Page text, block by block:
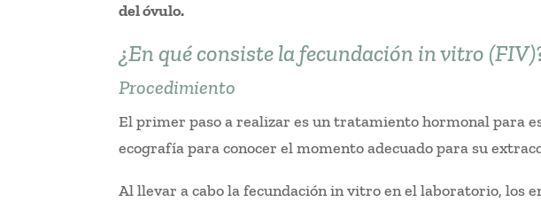
del óvulo.
¿En qué consiste la fecundación in vitro
Procedimiento
El primer paso a realizar es un tratamiento hormonal para
ecografía para conocer el momento adecuado para su
Al llevar a cabo la fecundación in vitro en el laboratorio, los